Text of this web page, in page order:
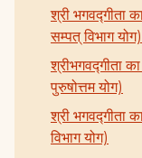
श्री भगवद्गीता
सम्पत् विभाग योग)
श्रीभगवद्गीता
पुरुषोत्तम योग)
श्री भगवद्गीता
विभाग योग)